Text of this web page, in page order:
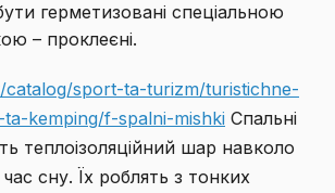
герметизовані спеціальною
– проклеєні.
sport-ta-turizm/turistichne-
kemping/f-spalni-mishki Спальні
теплоізоляційний шар навколо
сну. Їх роблять з тонких